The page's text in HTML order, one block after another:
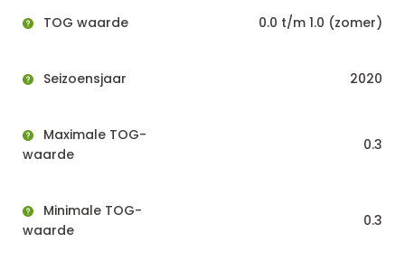
TOG waarde 0.0 t/m 1.0 (zomer)
Seizoensjaar 2020
Maximale TOG-
waarde
0.3
Minimale TOG-
waarde
0.3